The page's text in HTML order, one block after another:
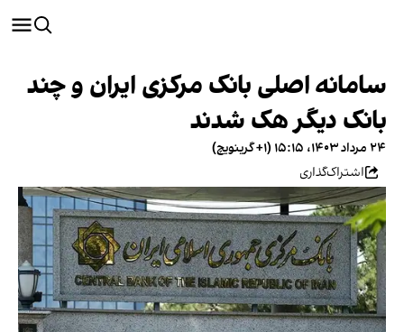
سامانه‌ اصلی بانک مرکزی ایران و چند
بانک دیگر هک شدند
۲۴ مرداد ۱۴۰۳، ۱۵:۱۵ (‎+۱ گرینویچ)
اشتراک‌گذاری